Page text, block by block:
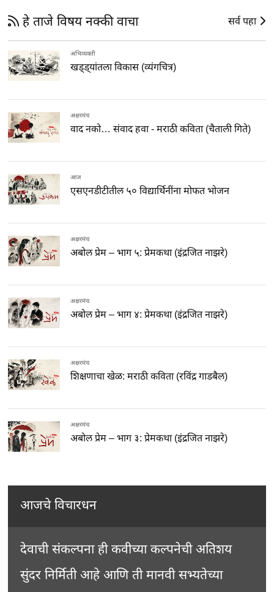
हे ताजे विषय नक्की वाचा सर्व पहा
अभिव्यक्ती
खड्ड्यांतला विकास (व्यंगचित्र)
अक्षरमंच
वाद नको… संवाद हवा - मराठी कविता (चैताली गिते)
आज
एसएनडीटीतील ५० विद्यार्थिनींना मोफत भोजन
अक्षरमंच
अबोल प्रेम – भाग ५: प्रेमकथा (इंद्रजित नाझरे)
अक्षरमंच
अबोल प्रेम – भाग ४: प्रेमकथा (इंद्रजित नाझरे)
अक्षरमंच
शिक्षणाचा खेळ: मराठी कविता (रविंद्र गाडबैल)
अक्षरमंच
अबोल प्रेम – भाग ३: प्रेमकथा (इंद्रजित नाझरे)
आजचे विचारधन
देवाची संकल्पना ही कवीच्या कल्पनेची अतिशय
सुंदर निर्मिती आहे आणि ती मानवी सभ्यतेच्या